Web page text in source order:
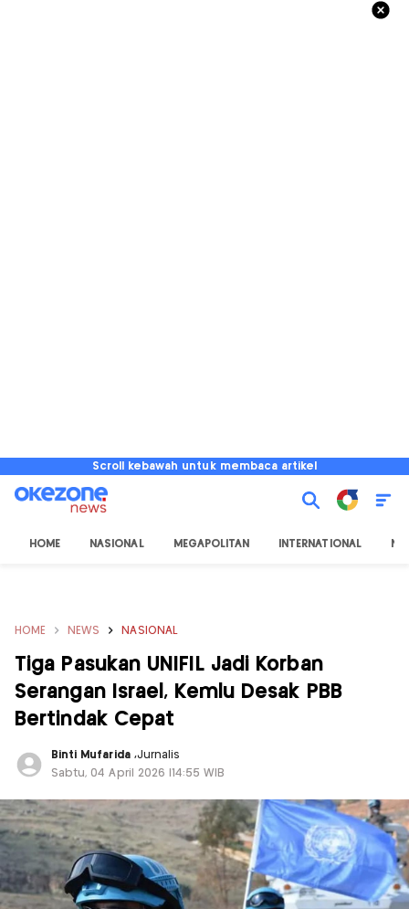
Scroll kebawah untuk membaca artikel
HOME NASIONAL MEGAPOLITAN INTERNATIONAL
HOME NEWS NASIONAL
Tiga Pasukan UNIFIL Jadi Korban
Serangan Israel, Kemlu Desak PBB
Bertindak Cepat
Binti Mufarida ,Jurnalis
Sabtu, 04 April 2026 |14:55 WIB